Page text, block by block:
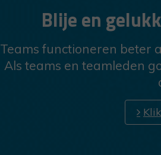
Blije en
Teams functioneren beter
Als teams en teamleden